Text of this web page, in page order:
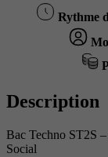
Rythme
Description
Bac Techno ST2S
Social